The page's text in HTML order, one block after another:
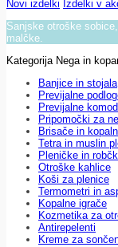
Novi izdelki Izdelki v
Sanjske otroške
malčke.
Kategorija Nega in
Banjice in stojala
Previjalne
Previjalne
Pripomočki za
Brisače in
Tetra in muslin
Pleničke in
Otroške kahlice
Koši za plenice
Termometri in
Kopalne igrače
Kozmetika za
Antirepelenti
Kreme za